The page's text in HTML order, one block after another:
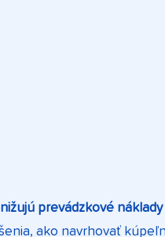
prevádzkové
ako navrhovať